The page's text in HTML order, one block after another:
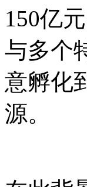
150亿
与多个
意孵化
源。